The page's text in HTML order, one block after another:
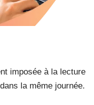
imposée à la lecture
la même journée.